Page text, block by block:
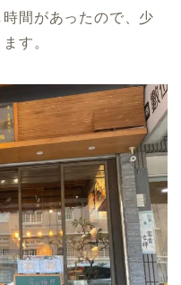
間があったので、少
す。